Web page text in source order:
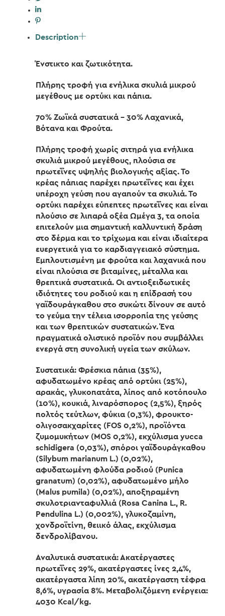
Description
Ένστικτο και ζωτικότητα.
Πλήρης τροφή για ενήλικα σκυλιά μικρού
μεγέθους με ορτύκι και πάπια.
70% Ζωϊκά συστατικά – 30% Λαχανικά,
Βότανα και Φρούτα.
Πλήρης τροφή χωρίς σιτηρά για ενήλικα
σκυλιά μικρού μεγέθους, πλούσια σε
πρωτεΐνες υψηλής βιολογικής αξίας. Το
κρέας πάπιας παρέχει πρωτεΐνες και έχει
υπέροχη γεύση που αγαπούν τα σκυλιά. Το
ορτύκι παρέχει εύπεπτες πρωτεΐνες και είναι
πλούσιο σε λιπαρά οξέα Ωμέγα 3, τα οποία
επιτελούν μια σημαντική καλλυντική δράση
στο δέρμα και το τρίχωμα και είναι ιδιαίτερα
ευεργετικά για το καρδιαγγειακό σύστημα.
Εμπλουτισμένη με φρούτα και λαχανικά που
είναι πλούσια σε βιταμίνες, μέταλλα και
θρεπτικά συστατικά. Οι αντιοξειδωτικές
ιδιότητες του ροδιού και η επίδρασή του
γαϊδουράγκαθου στο συκώτι δίνουν σε αυτό
το γεύμα την τέλεια ισορροπία της γεύσης
και των θρεπτικών συστατικών. Ένα
πραγματικά ολιστικό προϊόν που συμβάλλει
ενεργά στη συνολική υγεία των σκύλων.
Συστατικά: Φρέσκια πάπια (35%),
αφυδατωμένο κρέας από ορτύκι (25%),
αρακάς, γλυκοπατάτα, λίπος από κοτόπουλο
(10%), κουκιά, λιναρόσπορος (2,5%), ξηρός
πολτός τεύτλων, φύκια (0,3%), φρουκτο-
ολιγοσακχαρίτες (FOS 0,2%), προϊόντα
ζυμομυκήτων (MOS 0,2%), εκχύλισμα yucca
schidigera (0,03%), σπόροι γαϊδουράγκαθου
(Silybum marianum L.) (0,02%),
αφυδατωμένη φλούδα ροδιού (Punica
granatum) (0,02%), αφυδατωμένο μήλο
(Malus pumila) (0,02%), αποξηραμένη
σκυλοτριανταφυλλιά (Rosa Canina L., R.
Pendulina L.) (0,002%), γλυκοζαμίνη,
χονδροϊτίνη, θειικό άλας, εκχύλισμα
δενδρολίβανου.
Αναλυτικά συστατικά: Ακατέργαστες
πρωτεΐνες 29%, ακατέργαστες ίνες 2,4%,
ακατέργαστα λίπη 20%, ακατέργαστη τέφρα
8,6%, υγρασία 8%. Μεταβολιζόμενη ενέργεια:
4030 Kcal/kg.